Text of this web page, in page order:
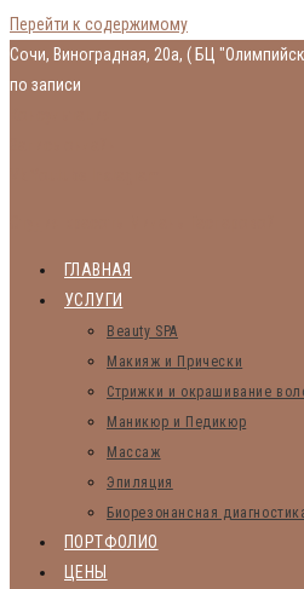
Перейти к содержимому
Сочи, Виноградная, 20а, ( БЦ
по записи
ГЛАВНАЯ
УСЛУГИ
Beauty SPA
Макияж и Прически
Стрижки и окрашивание
Маникюр и Педикюр
Массаж
Эпиляция
Биорезонансная
ПОРТФОЛИО
ЦЕНЫ